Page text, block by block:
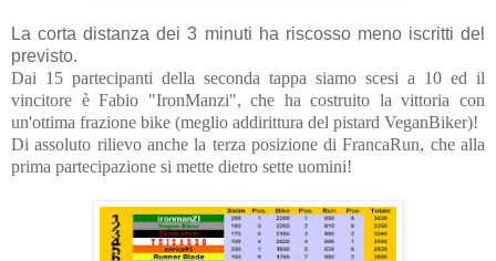
La corta distanza dei 3 minuti ha riscosso meno iscritti del
previsto.
Dai 15 partecipanti della seconda tappa siamo scesi a 10 ed il
vincitore è Fabio "IronManzi", che ha costruito la vittoria con
un'ottima frazione bike (meglio addirittura del pistard VeganBiker)!
Di assoluto rilievo anche la terza posizione di FrancaRun, che alla
prima partecipazione si mette dietro sette uomini!